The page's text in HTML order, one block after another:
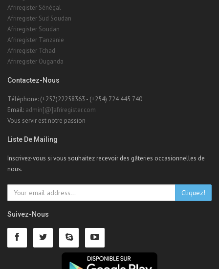
Afriregister Sénégal
Afriregister Sud Soudan
Afriregister Soudan
Afriregister Tanzanie
Afriregister Tchad
Afriregister Ouganda
Contactez-Nous
Téléphone: (+257)22258363 - (+254) 724 445 740
Email: admin[@]afriregister.com
Vous servir est notre passion
Liste De Mailing
Inscrivez-vous si vous souhaitez recevoir des gâteries occasionnelles de
nous.
Cliquez!
Suivez-Nous